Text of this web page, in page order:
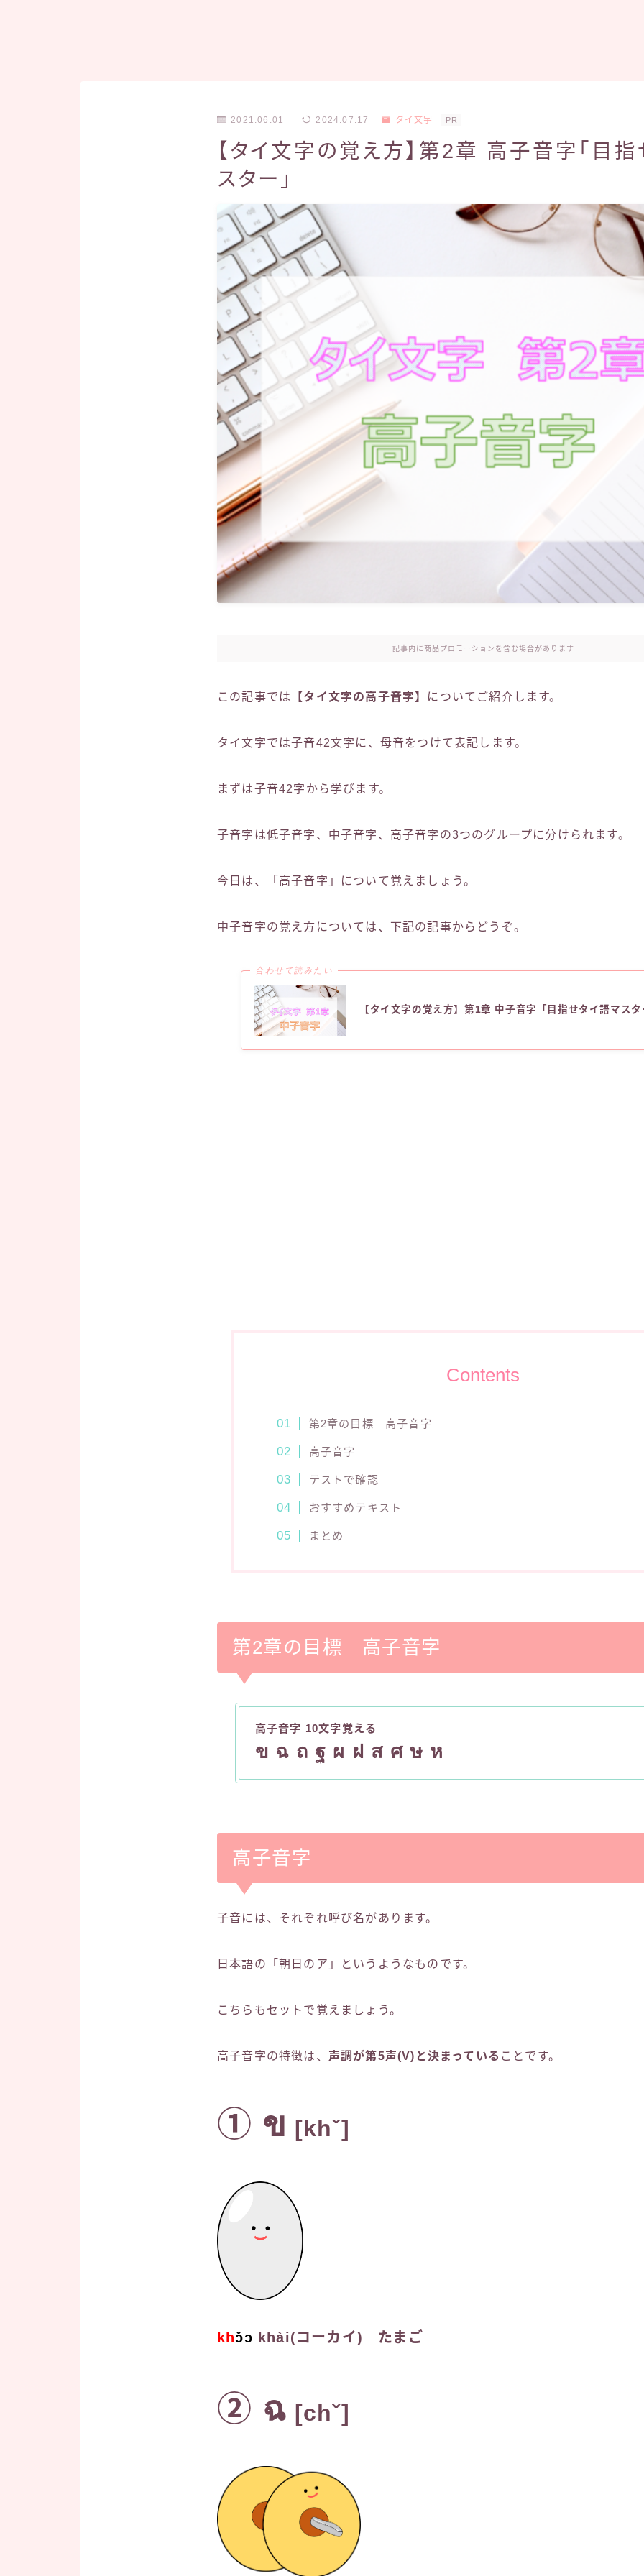
2021.06.01 2024.07.17 タイ文字 PR
【タイ文字の覚え方】第2章 高子音字「目
スター」
記事内に商品プロモーションを含む場合があります
この記事では 【タイ文字の高子音字】 についてご紹介します。
タイ文字では子音42文字に、母音をつけて表記します。
まずは子音42字から学びます。
子音字は低子音字、中子音字、高子音字の3つのグループに分けられます。
今日は、「高子音字」について覚えましょう。
中子音字の覚え方については、下記の記事からどうぞ。
合わせて読みたい
【タイ文字の覚え方】第1章 中子音字「目指せタイ語マスタ
Contents
第2章の目標 高子音字
高子音字
テストで確認
おすすめテキスト
まとめ
第2章の目標 高子音字
高子音字 10文字覚える
ข ฉ ถ ฐ ผ ฝ ส ศ ษ ห
高子音字
子音には、それぞれ呼び名があります。
日本語の「朝日のア」というようなものです。
こちらもセットで覚えましょう。
高子音字の特徴は、 声調が第5声(V)と決まっている ことです。
① ข [khˇ]
khɔ̌ɔ khài(コーカイ) たまご
② ฉ [chˇ]